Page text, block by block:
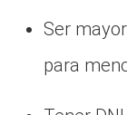
Ser
para